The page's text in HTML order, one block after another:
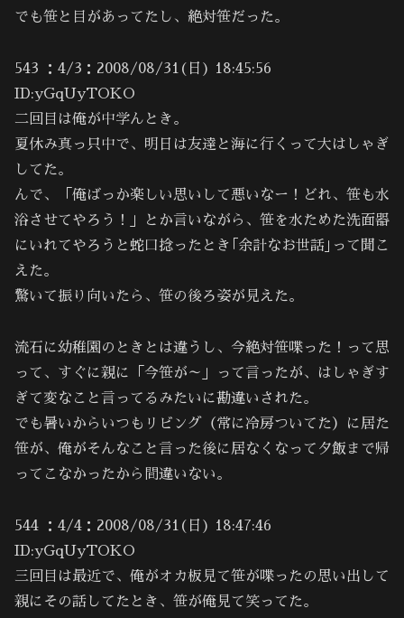
でも笹と目があってたし、絶対笹だった。
543 ：4/3：2008/08/31(日) 18:45:56
ID:yGqUyTOKO
二回目は俺が中学んとき。
夏休み真っ只中で、明日は友達と海に行くって大はしゃぎ
してた。
んで、「俺ばっか楽しい思いして悪いなー！どれ、笹も水
浴させてやろう！」とか言いながら、笹を水ためた洗面器
にいれてやろうと蛇口捻ったとき｢余計なお世話｣って聞こ
えた。
驚いて振り向いたら、笹の後ろ姿が見えた。
流石に幼稚園のときとは違うし、今絶対笹喋った！って思
って、すぐに親に「今笹が～」って言ったが、はしゃぎす
ぎて変なこと言ってるみたいに勘違いされた。
でも暑いからいつもリビング（常に冷房ついてた）に居た
笹が、俺がそんなこと言った後に居なくなって夕飯まで帰
ってこなかったから間違いない。
544 ：4/4：2008/08/31(日) 18:47:46
ID:yGqUyTOKO
三回目は最近で、俺がオカ板見て笹が喋ったの思い出して
親にその話してたとき、笹が俺見て笑ってた。